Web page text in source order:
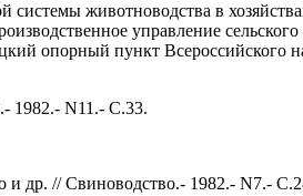
системы животноводства в
управление сельского
опорный пункт Всероссийского
1982.- N11.- С.33.
и др. // Свиноводство.- 1982.- N7.-